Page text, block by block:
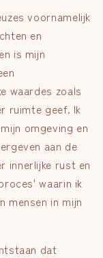
voornamelijk
en
is mijn
waardes zoals
ruimte geef. Ik
omgeving en
aan de
innerlijke rust en
waarin ik
mensen in mijn
dat